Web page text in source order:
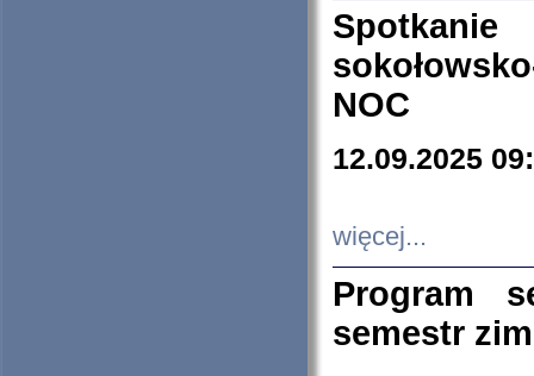
NOC
12.09.2025
więcej...
Program
semestr